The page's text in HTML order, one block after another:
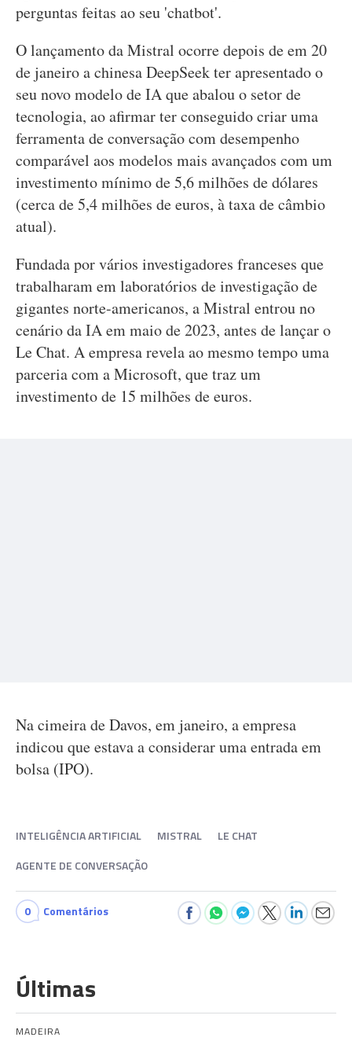
perguntas feitas ao seu 'chatbot'.
O lançamento da Mistral ocorre depois de em 20
de janeiro a chinesa DeepSeek ter apresentado o
seu novo modelo de IA que abalou o setor de
tecnologia, ao afirmar ter conseguido criar uma
ferramenta de conversação com desempenho
comparável aos modelos mais avançados com um
investimento mínimo de 5,6 milhões de dólares
(cerca de 5,4 milhões de euros, à taxa de câmbio
atual).
Fundada por vários investigadores franceses que
trabalharam em laboratórios de investigação de
gigantes norte-americanos, a Mistral entrou no
cenário da IA em maio de 2023, antes de lançar o
Le Chat. A empresa revela ao mesmo tempo uma
parceria com a Microsoft, que traz um
investimento de 15 milhões de euros.
Na cimeira de Davos, em janeiro, a empresa
indicou que estava a considerar uma entrada em
bolsa (IPO).
INTELIGÊNCIA ARTIFICIAL MISTRAL
LE CHAT
AGENTE DE CONVERSAÇÃO
0 Comentários
Últimas
MADEIRA